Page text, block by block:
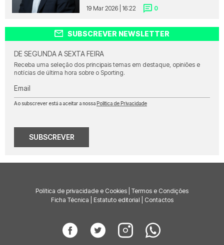
19 Mar 2026 | 16:22
0
SUBSCREVER NEWSLETTER
DE SEGUNDA A SEXTA FEIRA
Receba uma seleção dos principais temas em destaque, opiniões e
notícias de última hora sobre o Sporting.
Email
Ao subscrever está a aceitar a nossa Política de Privacidade
SUBSCREVER
Política de privacidade e Cookies Termos e Condições
Ficha Técnica
Estatuto editorial Contactos